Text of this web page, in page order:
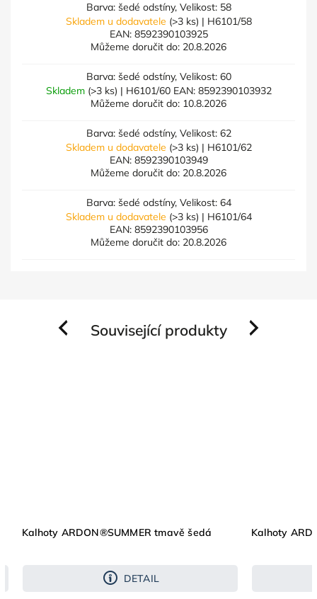
Barva: šedé odstíny, Velikost: 58
Skladem u dodavatele (>3 ks) | H6101/58
EAN: 8592390103925
Můžeme doručit do: 20.8.2026
Barva: šedé odstíny, Velikost: 60
Skladem (>3 ks) | H6101/60 EAN: 8592390103932
Můžeme doručit do: 10.8.2026
Barva: šedé odstíny, Velikost: 62
Skladem u dodavatele (>3 ks) | H6101/62
EAN: 8592390103949
Můžeme doručit do: 20.8.2026
Barva: šedé odstíny, Velikost: 64
Skladem u dodavatele (>3 ks) | H6101/64
EAN: 8592390103956
Můžeme doručit do: 20.8.2026
Související produkty
Previous
Kalhoty ARDON®SUMMER tmavě šedá
DETAIL
Kalhoty
Next